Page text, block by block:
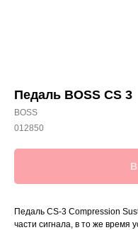
Педаль BOSS CS 3
BOSS
012850
Педаль CS-3 Compression
части сигнала, в то же время